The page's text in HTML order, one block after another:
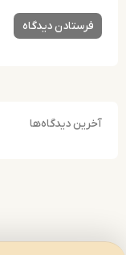
دیدگاه‌ها